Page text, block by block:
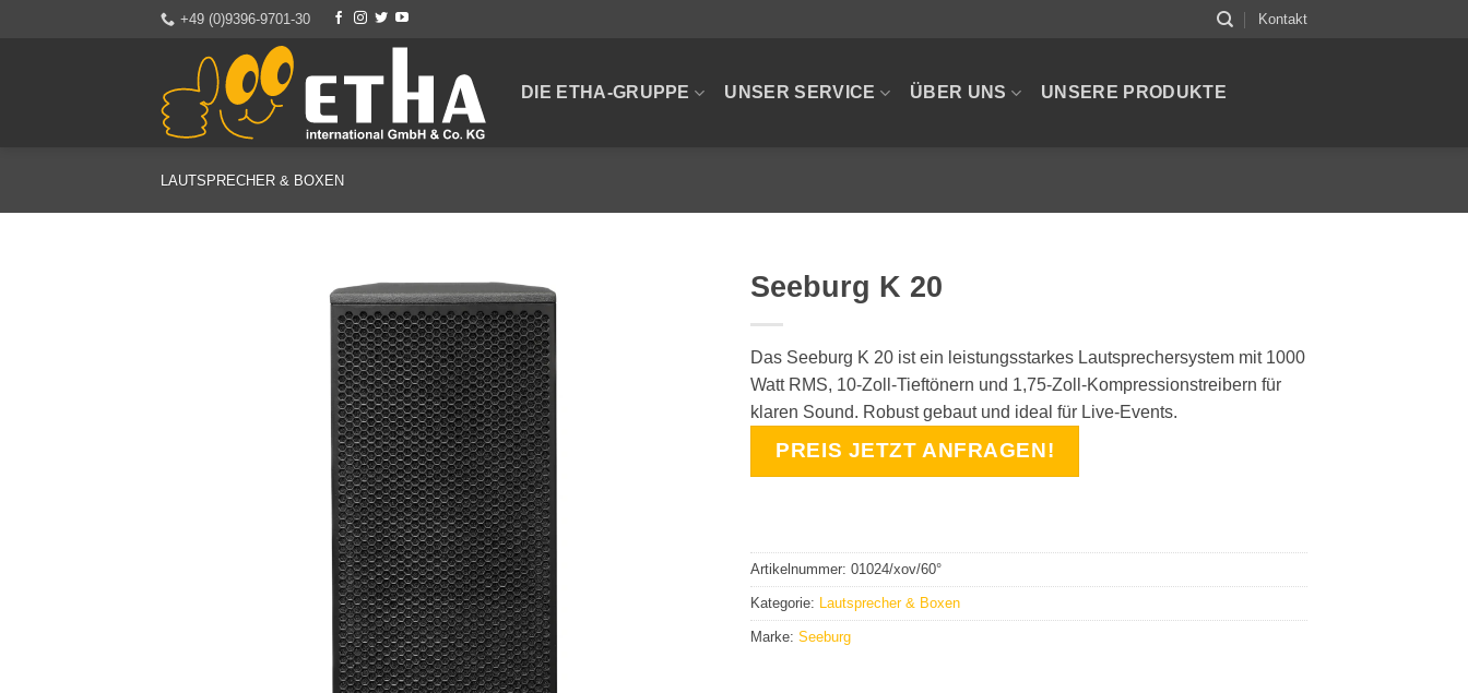
+49 (0)9396-9701-30 Kontakt
DIE ETHA-GRUPPE UNSER SERVICE ÜBER UNS UNSERE PRODUKTE
LAUTSPRECHER & BOXEN
Seeburg K 20
Das Seeburg K 20 ist ein leistungsstarkes Lautsprechersystem mit 1000
Watt RMS, 10-Zoll-Tieftönern und 1,75-Zoll-Kompressionstreibern für
klaren Sound. Robust gebaut und ideal für Live-Events.
PREIS JETZT ANFRAGEN!
Artikelnummer: 01024/xov/60°
Kategorie: Lautsprecher & Boxen
Marke: Seeburg